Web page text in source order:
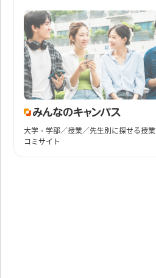
大学・学部／授業／先生別に探せる授
コミサイト